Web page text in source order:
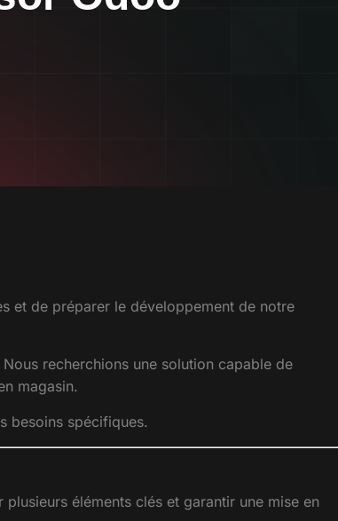
et de préparer le développement de notre
recherchions une solution capable de
magasin.
besoins spécifiques.
éléments clés et garantir une mise en